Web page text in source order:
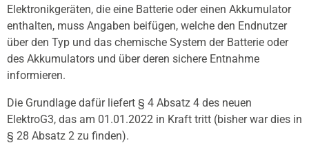
Elektronikgeräten, die eine Batterie oder einen Akkumulator
enthalten, muss Angaben beifügen, welche den Endnutzer
über den Typ und das chemische System der Batterie oder
des Akkumulators und über deren sichere Entnahme
informieren.
Die Grundlage dafür liefert § 4 Absatz 4 des neuen
ElektroG3, das am 01.01.2022 in Kraft tritt (bisher war dies in
§ 28 Absatz 2 zu finden).